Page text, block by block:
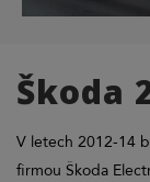
Škoda
V letech 2012-14
firmou Škoda